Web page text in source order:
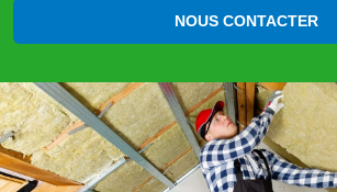
NOUS CONTACTER